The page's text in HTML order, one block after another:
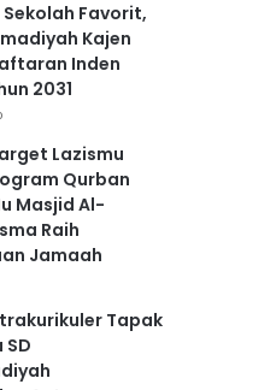
Favorit,
Kajen
Inden
2031
Lazismu
Qurban
Masjid Al-
Raih
Jamaah
Tapak
SD